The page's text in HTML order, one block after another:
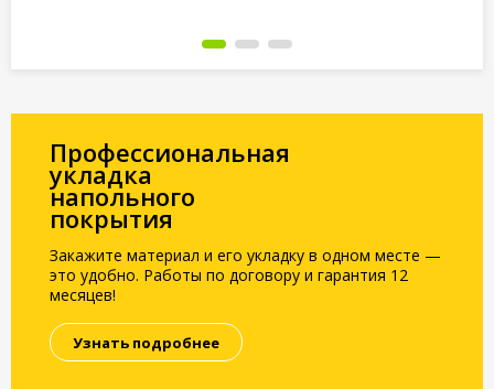
Профессиональная
укладка
напольного
покрытия
Закажите материал и его укладку в одном месте —
это удобно. Работы по договору и гарантия 12
месяцев!
Узнать подробнее